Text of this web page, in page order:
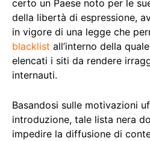
certo un Paese noto per le
della libertà di espressione,
in vigore di una legge che
blacklist all’interno della
elencati i siti da rendere
internauti.
Basandosi sulle motivazioni
introduzione, tale lista nera
impedire la diffusione di